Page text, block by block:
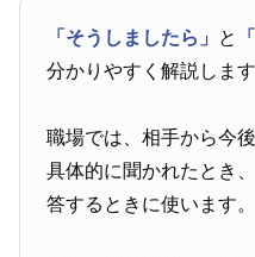
「そうしましたら」 と
分かりやすく解説します
職場では、相手から今
具体的に聞かれたとき
答するときに使います。